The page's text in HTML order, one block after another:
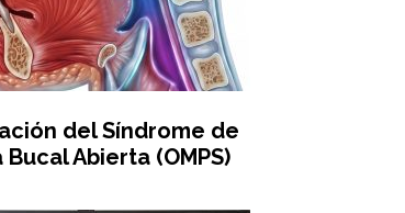
del Síndrome de
Bucal Abierta (OMPS)